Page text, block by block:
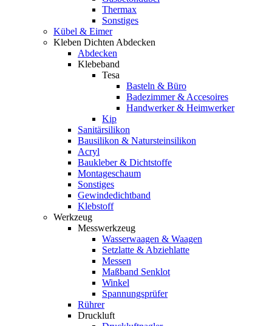
Thermax
Sonstiges
Kübel & Eimer
Kleben Dichten Abdecken
Abdecken
Klebeband
Tesa
Basteln & Büro
Badezimmer & Accesoires
Handwerker & Heimwerker
Kip
Sanitärsilikon
Bausilikon & Natursteinsilikon
Acryl
Baukleber & Dichtstoffe
Montageschaum
Sonstiges
Gewindedichtband
Klebstoff
Werkzeug
Messwerkzeug
Wasserwaagen & Waagen
Setzlatte & Abziehlatte
Messen
Maßband Senklot
Winkel
Spannungsprüfer
Rührer
Druckluft